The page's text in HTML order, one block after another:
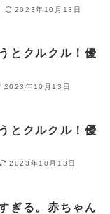
2023年10月13日
とクルクル！優
2023年10月13日
とクルクル！優
2023年10月13日
ぎる。赤ちゃん